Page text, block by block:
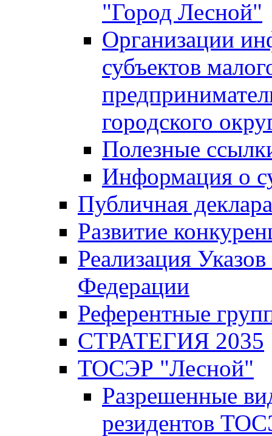
"Город Лесной"
Организации
субъектов
городского
Полезные
Информация о
Публичная
Развитие
Реализация
Федерации
Референтные
СТРАТЕГИЯ 2035
ТОСЭР "Лесной"
Разрешенные
резидентов